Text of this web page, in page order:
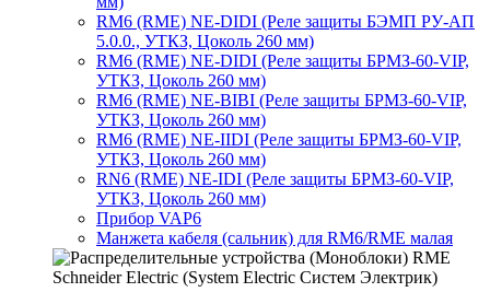
RM6 (RME) NE-DIDI (Реле защиты БЭМП РУ-АП
5.0.0., УТКЗ, Цоколь 260 мм)
RM6 (RME) NE-DIDI (Реле защиты БРМЗ-60-VIP,
УТКЗ, Цоколь 260 мм)
RM6 (RME) NE-BIBI (Реле защиты БРМЗ-60-VIP,
УТКЗ, Цоколь 260 мм)
RM6 (RME) NE-IIDI (Реле защиты БРМЗ-60-VIP,
УТКЗ, Цоколь 260 мм)
RN6 (RME) NE-IDI (Реле защиты БРМЗ-60-VIP,
УТКЗ, Цоколь 260 мм)
Прибор VAP6
Манжета кабеля (сальник) для RM6/RME малая